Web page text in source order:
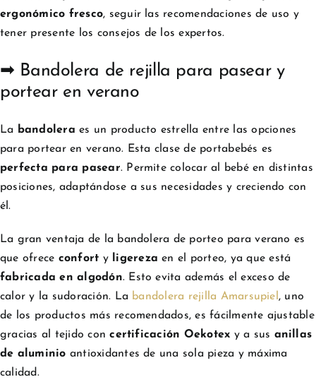
ergonómico fresco, seguir las recomendaciones de uso y
tener presente los consejos de los expertos.
➡ Bandolera de rejilla para pasear y
portear en verano
La bandolera es un producto estrella entre las opciones
para portear en verano. Esta clase de portabebés es
perfecta para pasear. Permite colocar al bebé en distintas
posiciones, adaptándose a sus necesidades y creciendo con
él.
La gran ventaja de la bandolera de porteo para verano es
que ofrece confort y ligereza en el porteo, ya que está
fabricada en algodón. Esto evita además el exceso de
calor y la sudoración. La bandolera rejilla Amarsupiel , uno
de los productos más recomendados, es fácilmente ajustable
gracias al tejido concertificación Oekotex y a sus anillas
de aluminio antioxidantes de una sola pieza y máxima
calidad.